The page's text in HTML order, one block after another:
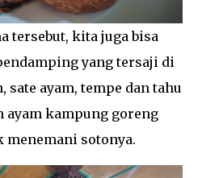
tersebut, kita juga bisa
yang tersaji di
sate ayam, tempe dan tahu
ayam kampung goreng
sotonya.